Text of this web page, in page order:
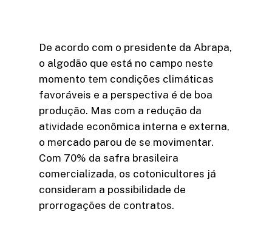
De acordo com o presidente da Abrapa,
o algodão que está no campo neste
momento tem condições climáticas
favoráveis e a perspectiva é de boa
produção. Mas com a redução da
atividade econômica interna e externa,
o mercado parou de se movimentar.
Com 70% da safra brasileira
comercializada, os cotonicultores já
consideram a possibilidade de
prorrogações de contratos.